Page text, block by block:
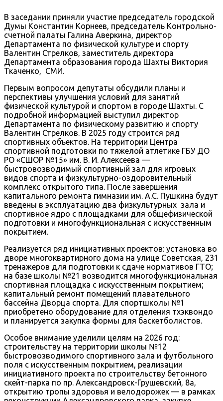
В заседании приняли участие председатель городской
Думы Константин Корнеев, председатель Контрольно-
счетной палаты Галина Аверкина, директор
Департамента по физической культуре и спорту
Валентин Стрелков, заместитель директора
Департамента образования города Шахты Виктория
Ткаченко, СМИ.
Первым вопросом депутаты обсудили планы и
перспективы улучшения условий для занятий
физической культурой и спортом в городе Шахты. С
подробной информацией выступил директор
Департамента по физическому развитию и спорту
Валентин Стрелков. В 2025 году строится ряд
спортивных объектов. На территории Центра
спортивной подготовки по тяжелой атлетике ГБУ ДО
РО «СШОР №15» им. В. И. Алексеева —
быстровозводимый спортивный зал для игровых
видов спорта и физкультурно-оздоровительный
комплекс открытого типа. После завершения
капитального ремонта гимназии им. А.С. Пушкина будут
введены в эксплуатацию два физкультурных зала и
спортивное ядро с площадками для общефизической
подготовки и многофункциональная с искусственным
покрытием.
Реализуется ряд инициативных проектов: установка во
дворе многоквартирного дома на улице Советская, 231
тренажеров для подготовки к сдаче нормативов ГТО;
на базе школы №21 возводится многофункциональная
спортивная площадка с искусственным покрытием;
капитальный ремонт помещений плавательного
бассейна Дворца спорта. Для спортшколы №1
приобретено оборудование для отделения тхэквондо
и планируется закупка формы для баскетболистов.
Особое внимание уделили целям на 2026 год:
строительству на территории школы №12
быстровозводимого спортивного зала и футбольного
поля с искусственным покрытием, реализации
инициативного проекта по строительству бетонного
скейт-парка по пр. Александровск-Грушевский, 8а,
открытию тропы здоровья и велодорожек — в рамках